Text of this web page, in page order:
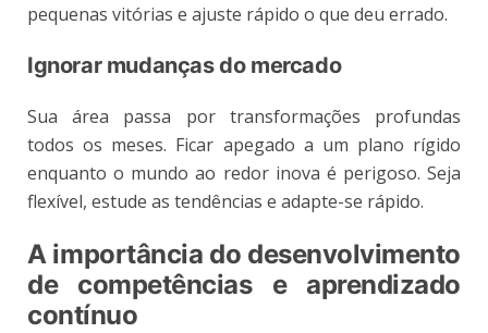
pequenas vitórias e ajuste rápido o que deu errado.
Ignorar mudanças do mercado
Sua área passa por transformações profundas
todos os meses. Ficar apegado a um plano rígido
enquanto o mundo ao redor inova é perigoso. Seja
flexível, estude as tendências e adapte-se rápido.
A importância do desenvolvimento
de competências e aprendizado
contínuo